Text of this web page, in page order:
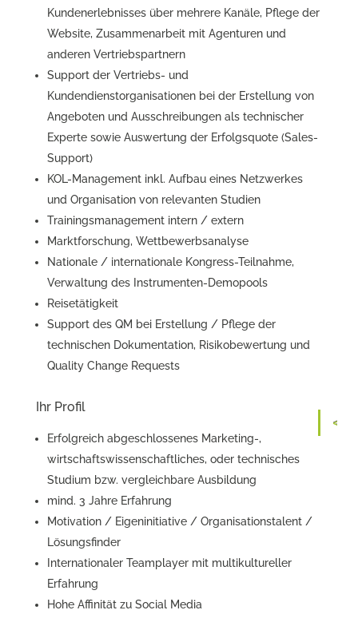
Kundenerlebnisses über mehrere Kanäle, Pflege der
Website, Zusammenarbeit mit Agenturen und
anderen Vertriebspartnern
Support der Vertriebs- und
Kundendienstorganisationen bei der Erstellung von
Angeboten und Ausschreibungen als technischer
Experte sowie Auswertung der Erfolgsquote (Sales-
Support)
KOL-Management inkl. Aufbau eines Netzwerkes
und Organisation von relevanten Studien
Trainingsmanagement intern / extern
Marktforschung, Wettbewerbsanalyse
Nationale / internationale Kongress-Teilnahme,
Verwaltung des Instrumenten-Demopools
Reisetätigkeit
Support des QM bei Erstellung / Pflege der
technischen Dokumentation, Risikobewertung und
Quality Change Requests
Ihr Profil
Erfolgreich abgeschlossenes Marketing-,
wirtschaftswissenschaftliches, oder technisches
Studium bzw. vergleichbare Ausbildung
mind. 3 Jahre Erfahrung
Motivation / Eigeninitiative / Organisationstalent /
Lösungsfinder
Internationaler Teamplayer mit multikultureller
Erfahrung
Hohe Affinität zu Social Media